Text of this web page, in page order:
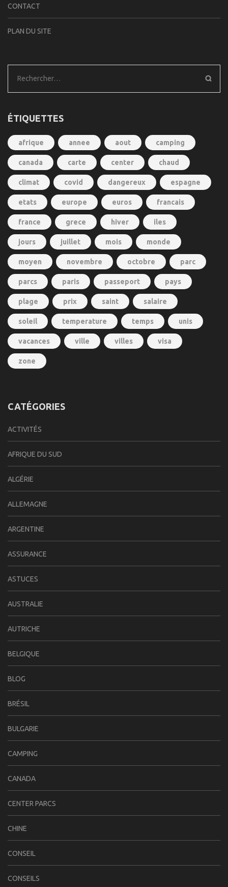
CONTACT
PLAN DU SITE
Rechercher :
ÉTIQUETTES
afrique annee aout camping
canada carte center chaud
climat covid dangereux espagne
etats europe euros francais
france grece hiver iles
jours juillet mois monde
moyen novembre octobre parc
parcs paris passeport pays
plage prix saint salaire
soleil temperature temps unis
vacances ville villes visa
zone
CATÉGORIES
ACTIVITÉS
AFRIQUE DU SUD
ALGÉRIE
ALLEMAGNE
ARGENTINE
ASSURANCE
ASTUCES
AUSTRALIE
AUTRICHE
BELGIQUE
BLOG
BRÉSIL
BULGARIE
CAMPING
CANADA
CENTER PARCS
CHINE
CONSEIL
CONSEILS